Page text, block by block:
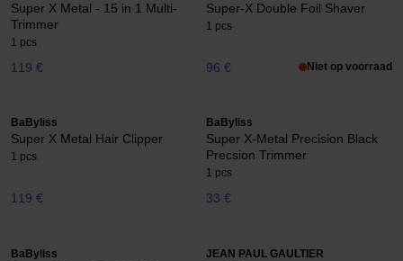
Super X Metal - 15 in 1 Multi-
Trimmer
1 pcs
119 €
Super-X Double Foil Shaver
1 pcs
96 € Niet op voorraad
BaByliss
Super X Metal Hair Clipper
1 pcs
119 €
BaByliss
Super X-Metal Precision Black
Precsion Trimmer
1 pcs
33 €
BaByliss JEAN PAUL GAULTIER